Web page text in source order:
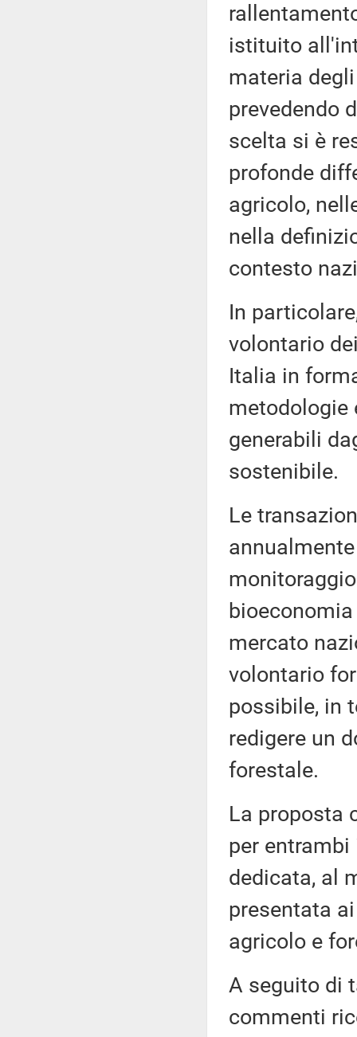
istituito
materia
prevedendo
scelta si è
profonde
agricolo,
nella
contesto
In
volontario
Italia in
metodologie
generabili
sostenibile.
Le
bioeconomia
mercato
volontario
possibile, in
redigere un
forestale.
La proposta
per
dedicata, al
presentata
agricolo e
A seguito di
commenti